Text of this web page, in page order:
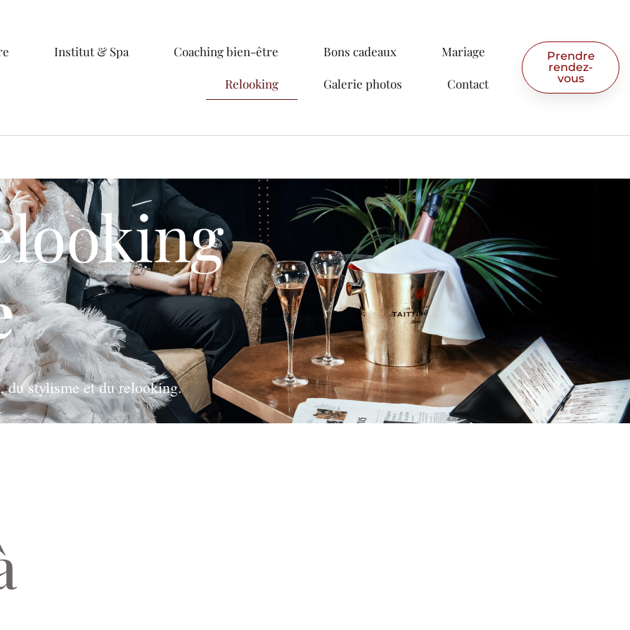
Institut & Spa Coaching bien-être Bons cadeaux Mariage
Relooking Galerie photos Contact
Prendre
rendez-
vous
du stylisme et du relooking.